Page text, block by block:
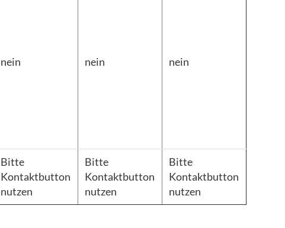
nein nein nein
Bitte
Kontaktbutton
nutzen
Bitte
Kontaktbutton
nutzen
Bitte
Kontaktbutton
nutzen